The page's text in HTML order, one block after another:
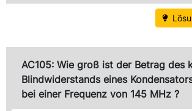
AC105: Wie groß ist der Betrag des
Blindwiderstands eines
bei einer Frequenz von 145 MHz ?